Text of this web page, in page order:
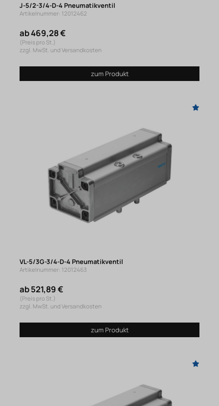
J-5/2-3/4-D-4 Pneumatikventil
Artikelnummer: 12012462
ab 469,28 €
(Preis pro St.)
zzgl. MwSt. und Versandkosten
zum Produkt
VL-5/3G-3/4-D-4 Pneumatikventil
Artikelnummer: 12012463
ab 521,89 €
(Preis pro St.)
zzgl. MwSt. und Versandkosten
zum Produkt